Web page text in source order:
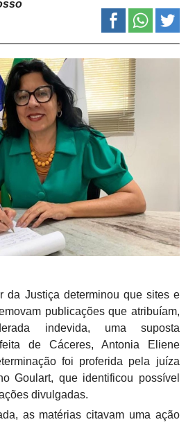
da Justiça determinou que sites e
publicações que atribuíam,
indevida, uma suposta
de Cáceres, Antonia Eliene
foi proferida pela juíza
Goulart, que identificou possível
divulgadas.
as matérias citavam uma ação